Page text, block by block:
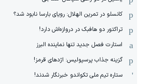
کانسلو در تمرین الهلال: رویای بارسا نابود شد؟
تراکتور دو هافبک در دروازه‌اش دارد!
استارت فصل جدید تنها نماینده البرز
گزینه جذاب پرسپولیس: اژدهای قرمز!
ستاره تیم ملی تکواندو خبرنگار شدند!